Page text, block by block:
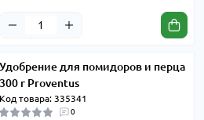
Удобрение для помидоров и перца
300 г Proventus
Код товара: 335341
0